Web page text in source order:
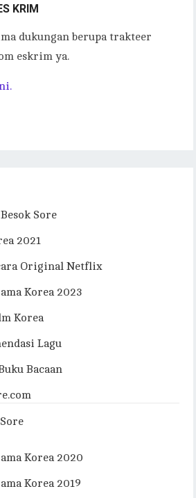
KRIM
dukungan berupa trakteer
eskrim ya.
Sore
2021
Original Netflix
Korea 2023
Korea
Lagu
Bacaan
Korea 2020
Korea 2019